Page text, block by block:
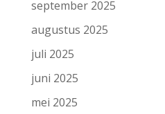
september 2025
augustus 2025
juli 2025
juni 2025
mei 2025